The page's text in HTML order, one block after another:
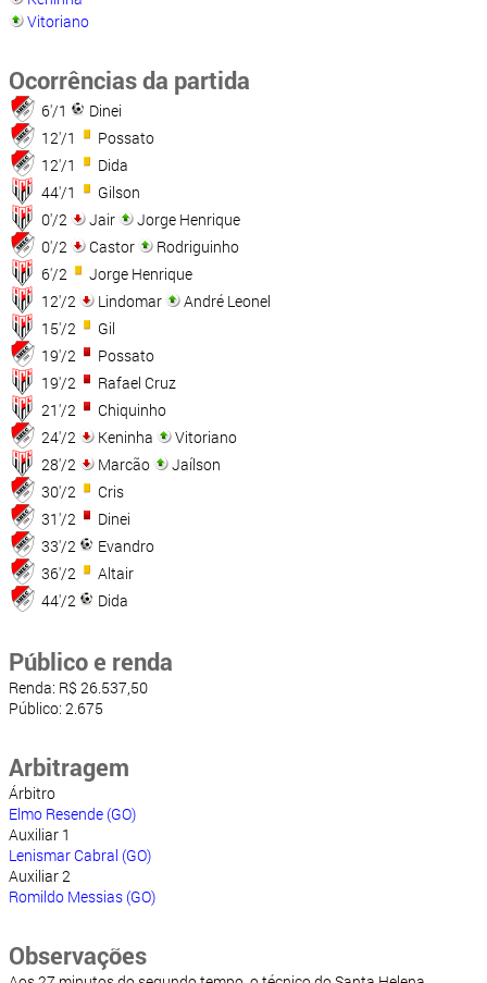
Vitoriano
Ocorrências da partida
6'/1
Dinei
12'/1
Possato
12'/1
Dida
44'/1
Gilson
0'/2
Jair
Jorge Henrique
0'/2
Castor
Rodriguinho
6'/2
Jorge Henrique
12'/2
Lindomar
André Leonel
15'/2
Gil
19'/2
Possato
19'/2
Rafael Cruz
21'/2
Chiquinho
24'/2
Keninha
Vitoriano
28'/2
Marcão
Jaílson
30'/2
Cris
31'/2
Dinei
33'/2
Evandro
36'/2
Altair
44'/2
Dida
Público e renda
Renda: R$ 26.537,50
Público: 2.675
Arbitragem
Árbitro
Elmo Resende (GO)
Auxiliar 1
Lenismar Cabral (GO)
Auxiliar 2
Romildo Messias (GO)
Observações